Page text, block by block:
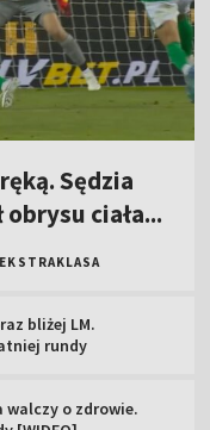
Sędzia
ciała...
bliżej LM.
rundy
o zdrowie.